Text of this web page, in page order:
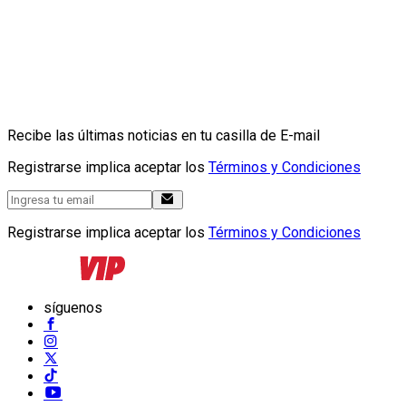
Recibe las últimas noticias en tu casilla de E-mail
Registrarse implica aceptar los Términos y Condiciones
Registrarse implica aceptar los Términos y Condiciones
síguenos